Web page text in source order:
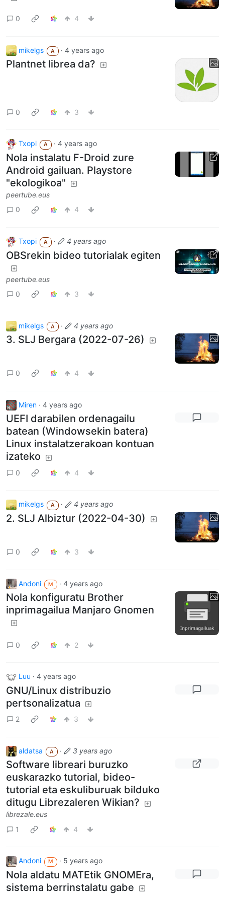
0 4
mikelgs A · 4 years ago
Plantnet librea da?
0 3
Txopi A · 4 years ago
Nola instalatu F-Droid zure
Android gailuan. Playstore
"ekologikoa"
peertube.eus
0
4
Txopi A · 4 years ago
OBSrekin bideo tutorialak egiten
peertube.eus
0
3
mikelgs A · 4 years ago
3. SLJ Bergara (2022-07-26)
0 4
Miren · 4 years ago
UEFI darabilen ordenagailu
batean (Windowsekin batera)
Linux instalatzerakoan kontuan
izateko
0 4
mikelgs A · 4 years ago
2. SLJ Albiztur (2022-04-30)
0 3
Andoni M · 4 years ago
Nola konfiguratu Brother
inprimagailua Manjaro Gnomen
0 2
Luu · 4 years ago
GNU/Linux distribuzio
pertsonalizatua
2 3
aldatsa A · 3 years ago
Software libreari buruzko
euskarazko tutorial, bideo-
tutorial eta eskuliburuak bilduko
ditugu Librezaleren Wikian?
librezale.eus
1
4
Andoni M · 5 years ago
Nola aldatu MATEtik GNOMEra,
sistema berrinstalatu gabe